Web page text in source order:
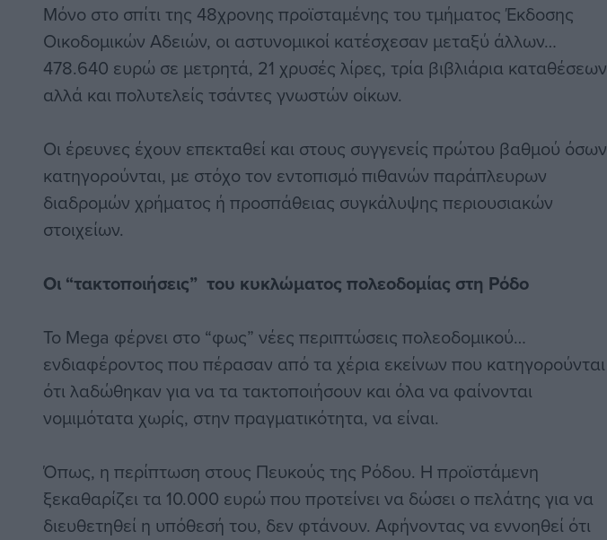
Μόνο στο σπίτι της 48χρονης προϊσταμένης του τμήματος Έκδοσης
Οικοδομικών Αδειών, οι αστυνομικοί κατέσχεσαν μεταξύ άλλων…
478.640 ευρώ σε μετρητά, 21 χρυσές λίρες, τρία βιβλιάρια καταθέσεων
αλλά και πολυτελείς τσάντες γνωστών οίκων.
Οι έρευνες έχουν επεκταθεί και στους συγγενείς πρώτου βαθμού όσων
κατηγορούνται, με στόχο τον εντοπισμό πιθανών παράπλευρων
διαδρομών χρήματος ή προσπάθειας συγκάλυψης περιουσιακών
στοιχείων.
Οι “τακτοποιήσεις” του κυκλώματος πολεοδομίας στη Ρόδο
Το Mega φέρνει στο “φως” νέες περιπτώσεις πολεοδομικού…
ενδιαφέροντος που πέρασαν από τα χέρια εκείνων που κατηγορούνται
ότι λαδώθηκαν για να τα τακτοποιήσουν και όλα να φαίνονται
νομιμότατα χωρίς, στην πραγματικότητα, να είναι.
Όπως, η περίπτωση στους Πευκούς της Ρόδου. Η προϊστάμενη
ξεκαθαρίζει τα 10.000 ευρώ που προτείνει να δώσει ο πελάτης για να
διευθετηθεί η υπόθεσή του, δεν φτάνουν. Αφήνοντας να εννοηθεί ότι